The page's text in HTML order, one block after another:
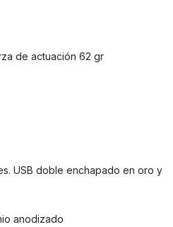
de actuación 62 gr
USB doble enchapado en oro y
anodizado